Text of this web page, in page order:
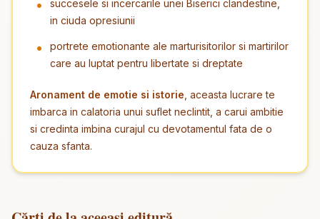
succesele si incercarile unei Biserici clandestine,
in ciuda opresiunii
portrete emotionante ale marturisitorilor si martirilor
care au luptat pentru libertate si dreptate
Aronament de emotie si istorie , aceasta lucrare te
imbarca in calatoria unui suflet neclintit, a carui ambitie
si credinta imbina curajul cu devotamentul fata de o
cauza sfanta.